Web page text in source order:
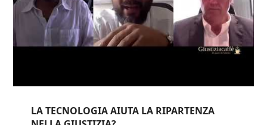
LA TECNOLOGIA AIUTA LA RIPARTENZA